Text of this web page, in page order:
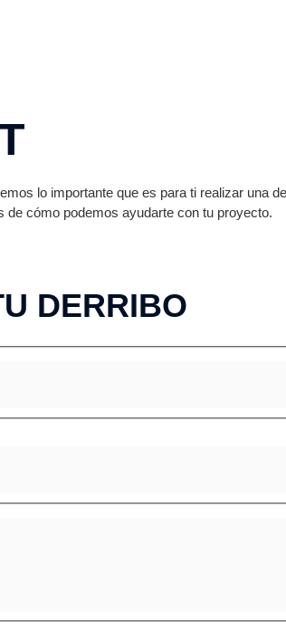
lo importante que es para ti realizar una
cómo podemos ayudarte con tu proyecto.
DERRIBO